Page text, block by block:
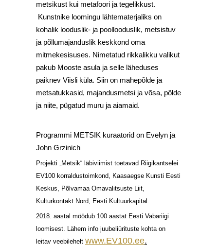
metsikust kui metafoori ja tegelikkust.
Kunstnike loomingu lähtematerjaliks on
kohalik looduslik- ja poollooduslik, metsistuv
ja põllumajanduslik keskkond oma
mitmekesisuses. Nimetatud rikkalikku valikut
pakub Mooste asula ja selle läheduses
paiknev Viisli küla. Siin on mahepõlde ja
metsatukkasid, majandusmetsi ja võsa, põlde
ja niite, pügatud muru ja aiamaid.
Programmi METSIK kuraatorid on Evelyn ja
John Grzinich
Projekti „Metsik“ läbiviimist toetavad Riigikantselei
EV100 korraldustoimkond, Kaasaegse Kunsti Eesti
Keskus, Põlvamaa Omavalitsuste Liit,
Kulturkontakt Nord, Eesti Kultuurkapital.
2018. aastal möödub 100 aastat Eesti Vabariigi
loomisest. Lähem info juubeliürituste kohta on
leitav veebilehelt www.EV100.ee.